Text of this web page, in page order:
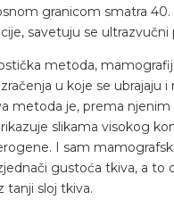
granicom smatra
savetuju se ultrazvučni
metoda,
u koje se ubrajaju i
metoda je, prema
slikama visokog
I sam
gustoća tkiva, a to
tanji sloj tkiva.